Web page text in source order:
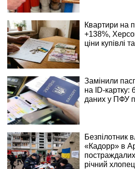
Квартири на
+138%,
ціни купівлі
Замінили
на ID-картку:
даних у ПФУ
Безпілотник
«Кадорр» в
річний